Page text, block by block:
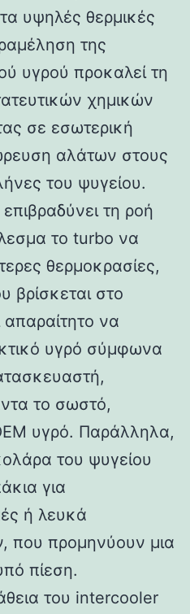
υψηλές θερμικές
της
υγρού προκαλεί τη
χημικών
σε εσωτερική
αλάτων στους
του ψυγείου.
τη ροή
το turbo να
θερμοκρασίες,
βρίσκεται στο
απαραίτητο να
υγρό σύμφωνα
το σωστό,
υγρό. Παράλληλα,
του ψυγείου
για
ή λευκά
που προμηνύουν μια
πίεση.
του intercooler